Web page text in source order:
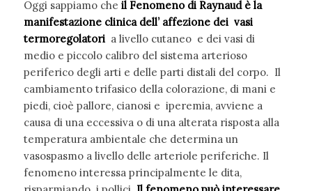
Oggi sappiamo che il Fenomeno di Raynaud è la
manifestazione clinica dell’ affezione dei vasi
termoregolatoria livello cutaneo e dei vasi di
medio e piccolo calibro del sistema arterioso
periferico degli arti e delle parti distali del corpo. Il
cambiamento trifasico della colorazione, di mani e
piedi, cioè pallore, cianosi e iperemia, avviene a
causa di una eccessiva o di una alterata risposta alla
temperatura ambientale che determina un
vasospasmo a livello delle arteriole periferiche. Il
fenomeno interessa principalmente le dita,